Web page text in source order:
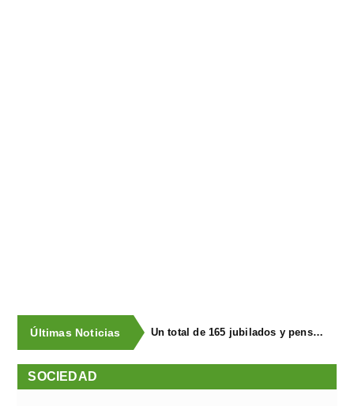
Últimas Noticias Un total de 165 jubilados y pensionistas de Llanera visitaron la FIDMA en una excursión organizada por Bienestar Social
SOCIEDAD